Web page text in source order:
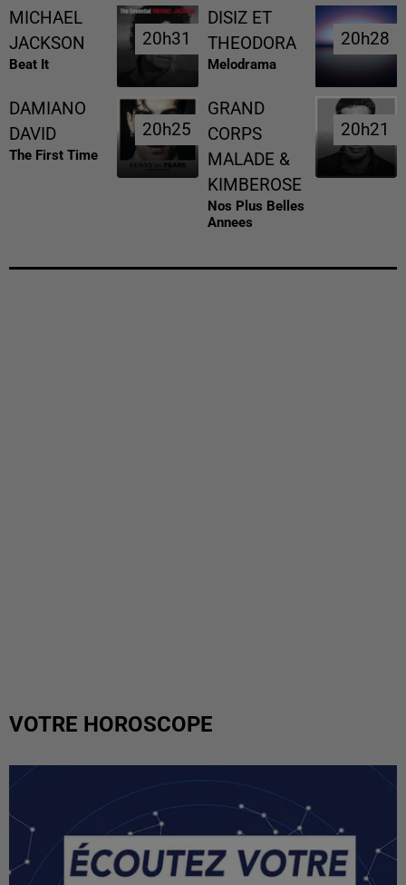
MICHAEL
JACKSON
Beat It
20h31
20h31
DISIZ ET
THEODORA
Melodrama
20h28
20h28
DAMIANO
DAVID
The First Time
20h25
20h25
GRAND
CORPS
MALADE &
KIMBEROSE
Nos Plus Belles
Annees
20h21
20h21
VOTRE HOROSCOPE